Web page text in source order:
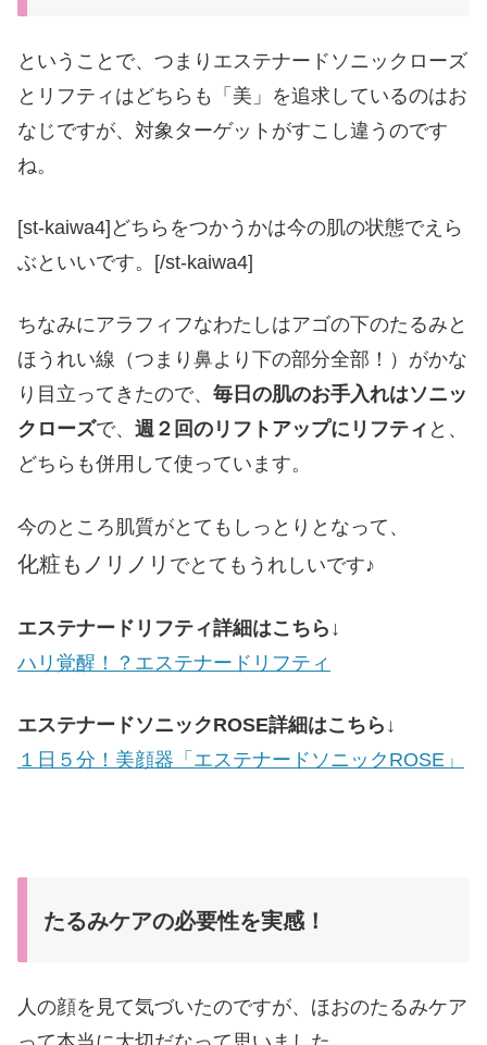
ということで、つまりエステナードソニックローズ
とリフティはどちらも「美」を追求しているのはお
なじですが、対象ターゲットがすこし違うのです
ね。
[st-kaiwa4]どちらをつかうかは今の肌の状態でえら
ぶといいです。[/st-kaiwa4]
ちなみにアラフィフなわたしはアゴの下のたるみと
ほうれい線（つまり鼻より下の部分全部！）がかな
り目立ってきたので、 毎日の肌のお手入れはソニッ
クローズで、 週２回のリフトアップにリフティ と、
どちらも併用して使っています。
今のところ肌質がとてもしっとりとなって、
化粧もノリノリ でとてもうれしいです♪
エステナードリフティ詳細はこちら ↓
ハリ覚醒！？エステナードリフティ
エステナードソニックROSE詳細はこちら ↓
１日５分！美顔器「エステナードソニックROSE」
たるみケアの必要性を実感！
人の顔を見て気づいたのですが、ほおのたるみケア